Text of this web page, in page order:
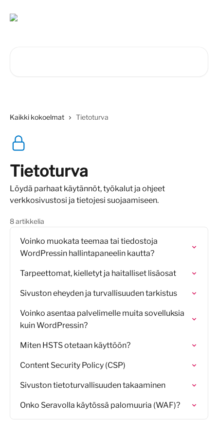
Kaikki kokoelmat Tietoturva
Tietoturva
Löydä parhaat käytännöt, työkalut ja ohjeet
verkkosivustosi ja tietojesi suojaamiseen.
8 artikkelia
Voinko muokata teemaa tai tiedostoja
WordPressin hallintapaneelin kautta?
Tarpeettomat, kielletyt ja haitalliset lisäosat
Sivuston eheyden ja turvallisuuden tarkistus
Voinko asentaa palvelimelle muita sovelluksia
kuin WordPressin?
Miten HSTS otetaan käyttöön?
Content Security Policy (CSP)
Sivuston tietoturvallisuuden takaaminen
Onko Seravolla käytössä palomuuria (WAF)?